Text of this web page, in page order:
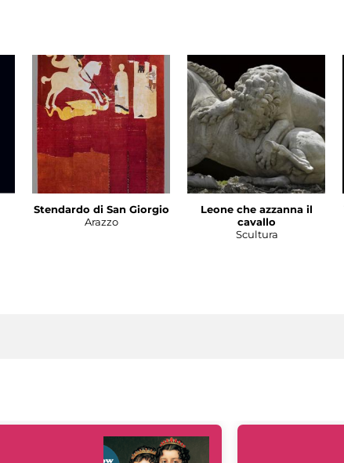
Stendardo di San Giorgio
Arazzo
Leone che azzanna il
cavallo
Scultura